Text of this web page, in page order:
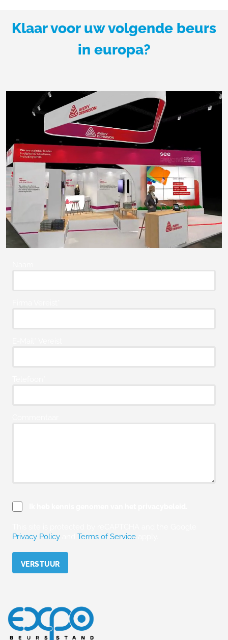
Klaar voor uw volgende beurs
in europa?
Privacy Policy
Terms of Service